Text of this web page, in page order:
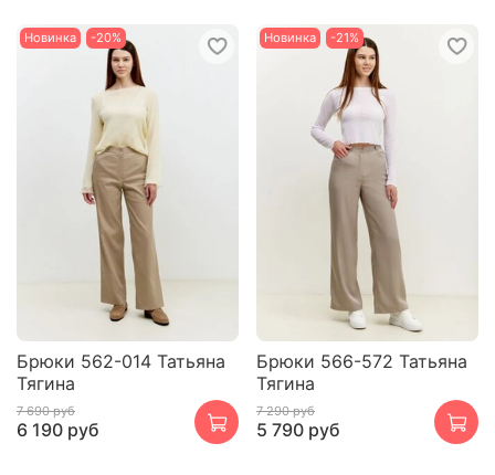
Новинка -20%
Брюки 562-014 Татьяна
Тягина
7 690 руб
6 190 руб
Новинка -21%
Брюки 566-572 Татьяна
Тягина
7 290 руб
5 790 руб